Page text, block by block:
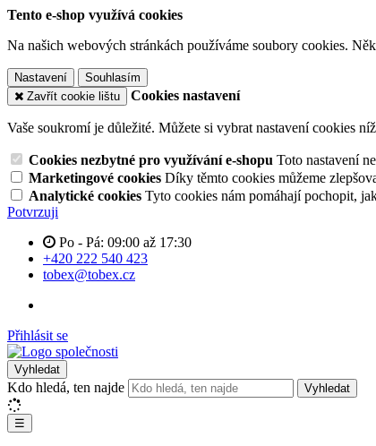
Tento e-shop využívá cookies
Na našich webových stránkách používáme soubory cookies.
Nastavení
Souhlasím
Zavřít cookie lištu
Cookies nastavení
Vaše soukromí je důležité. Můžete si vybrat nastavení cookies
Cookies nezbytné pro využívání e-shopu Toto nastavení
Marketingové cookies Díky těmto cookies můžeme
Analytické cookies Tyto cookies nám pomáhají pochopit,
Potvrzuji
Po - Pá: 09:00 až 17:30
+420 222 540 423
tobex@tobex.cz
Přihlásit se
Vyhledat
Kdo hledá, ten najde Vyhledat
☰